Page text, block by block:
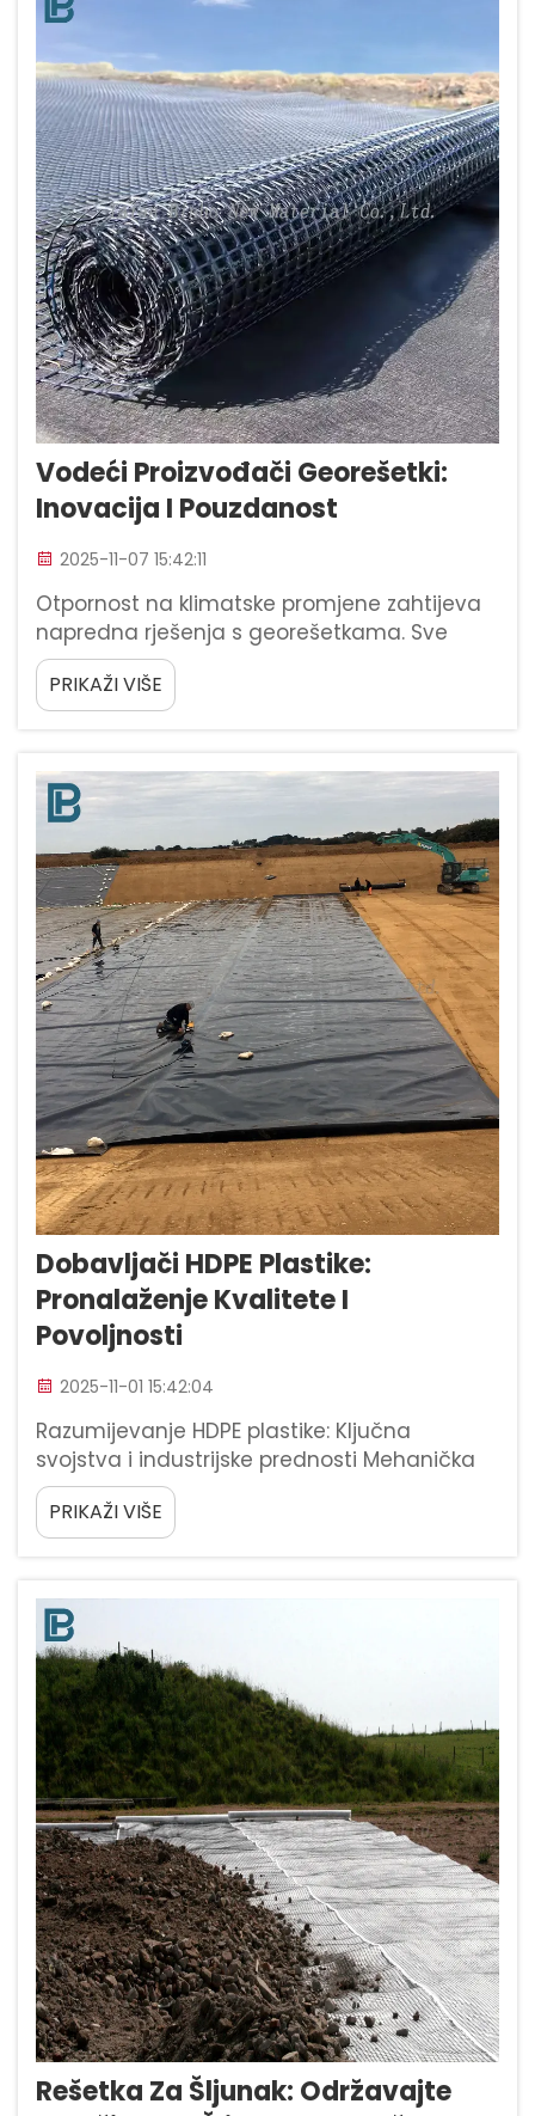
Vodeći Proizvođači Georešetki:
Inovacija I Pouzdanost
2025-11-07 15:42:11
Otpornost na klimatske promjene zahtijeva
napredna rješenja s georešetkama. Sve
ekstremnije vremenske prilike koje danas
vidimo – poput jačih oborina i duljih sušnih
razdoblja – potiču inženjere infrastrukture na
izdržati...
PRIKAŽI VIŠE
Dobavljači HDPE Plastike:
Pronalaženje Kvalitete I
Povoljnosti
2025-11-01 15:42:04
Razumijevanje HDPE plastike: Ključna
svojstva i industrijske prednosti Mehanička
svojstva HDPE-a (čvrstoća na vlak, gustoća,
ESCR) Polietilen visoke gustoće ili HDPE
plastika pokazuje izrazitu mehaničku
6.000...
PRIKAŽI VIŠE
Rešetka Za Šljunak: Održavajte